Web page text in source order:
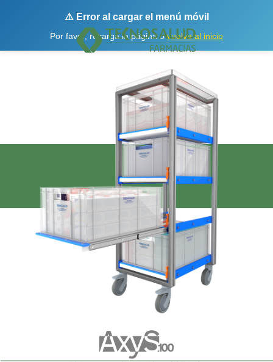
⚠️ Error al cargar el menú móvil
Por favor, recarga la página ovuelve al inicio